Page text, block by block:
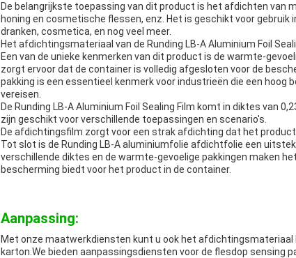
De belangrijkste toepassing van dit product is het afdichten van
honing en cosmetische flessen, enz. Het is geschikt voor
dranken, cosmetica, en nog veel meer.
Het afdichtingsmateriaal van de Runding LB-A Aluminium Foil
Een van de unieke kenmerken van dit product is de warmte-
zorgt ervoor dat de container is volledig afgesloten voor de
pakking is een essentieel kenmerk voor industrieën die een hoog
vereisen.
De Runding LB-A Aluminium Foil Sealing Film komt in diktes van
zijn geschikt voor verschillende toepassingen en scenario's.
De afdichtingsfilm zorgt voor een strak afdichting dat het
Tot slot is de Runding LB-A aluminiumfolie afdichtfolie een
verschillende diktes en de warmte-gevoelige pakkingen maken
bescherming biedt voor het product in de container.
Aanpassing:
Met onze maatwerkdiensten kunt u ook het
karton.We bieden aanpassingsdiensten voor de flesdop sensing